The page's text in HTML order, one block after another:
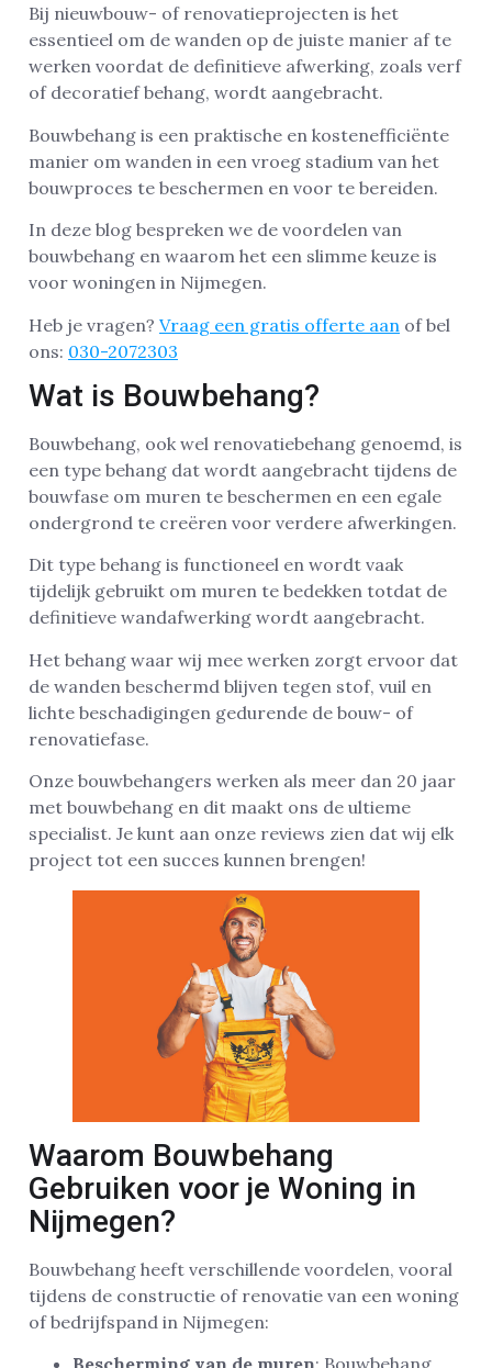
Bij nieuwbouw- of renovatieprojecten is het
essentieel om de wanden op de juiste manier af te
werken voordat de definitieve afwerking, zoals verf
of decoratief behang, wordt aangebracht.
Bouwbehang is een praktische en kostenefficiënte
manier om wanden in een vroeg stadium van het
bouwproces te beschermen en voor te bereiden.
In deze blog bespreken we de voordelen van
bouwbehang en waarom het een slimme keuze is
voor woningen in Nijmegen.
Heb je vragen? Vraag een gratis offerte aan of bel
ons: 030-2072303
Wat is Bouwbehang?
Bouwbehang, ook wel renovatiebehang genoemd, is
een type behang dat wordt aangebracht tijdens de
bouwfase om muren te beschermen en een egale
ondergrond te creëren voor verdere afwerkingen.
Dit type behang is functioneel en wordt vaak
tijdelijk gebruikt om muren te bedekken totdat de
definitieve wandafwerking wordt aangebracht.
Het behang waar wij mee werken zorgt ervoor dat
de wanden beschermd blijven tegen stof, vuil en
lichte beschadigingen gedurende de bouw- of
renovatiefase.
Onze bouwbehangers werken als meer dan 20 jaar
met bouwbehang en dit maakt ons de ultieme
specialist. Je kunt aan onze reviews zien dat wij elk
project tot een succes kunnen brengen!
Waarom Bouwbehang
Gebruiken voor je Woning in
Nijmegen?
Bouwbehang heeft verschillende voordelen, vooral
tijdens de constructie of renovatie van een woning
of bedrijfspand in Nijmegen: